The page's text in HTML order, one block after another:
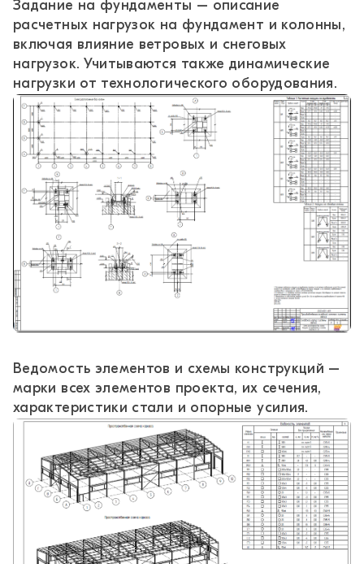
Задание на фундаменты – описание
расчетных нагрузок на фундамент и колонны,
включая влияние ветровых и снеговых
нагрузок. Учитываются также динамические
нагрузки от технологического оборудования.
Ведомость элементов и схемы конструкций –
марки всех элементов проекта, их сечения,
характеристики стали и опорные усилия.